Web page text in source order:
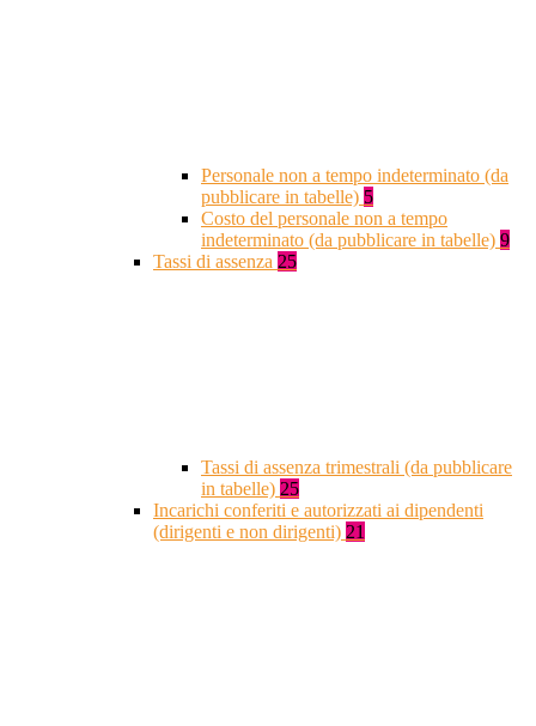
Personale non a tempo indeterminato (da
pubblicare in tabelle) 5
Costo del personale non a tempo
indeterminato (da pubblicare in tabelle) 9
Tassi di assenza 25
Tassi di assenza trimestrali (da pubblicare
in tabelle) 25
Incarichi conferiti e autorizzati ai dipendenti
(dirigenti e non dirigenti) 21